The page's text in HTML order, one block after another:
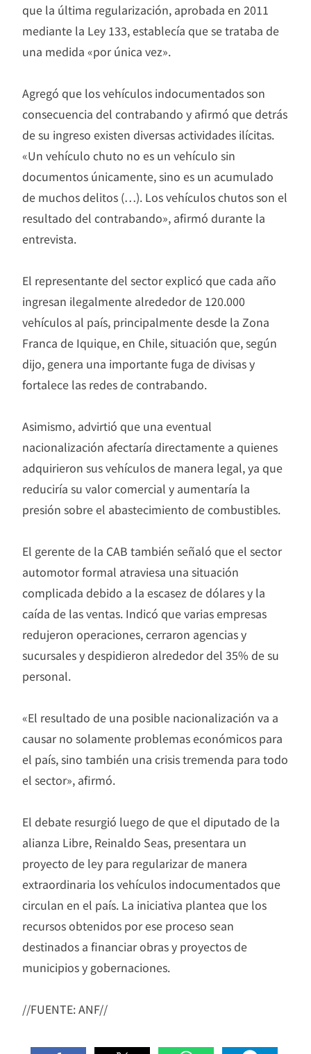
que la última regularización, aprobada en 2011
mediante la Ley 133, establecía que se trataba de
una medida «por única vez».
Agregó que los vehículos indocumentados son
consecuencia del contrabando y afirmó que detrás
de su ingreso existen diversas actividades ilícitas.
«Un vehículo chuto no es un vehículo sin
documentos únicamente, sino es un acumulado
de muchos delitos (…). Los vehículos chutos son el
resultado del contrabando», afirmó durante la
entrevista.
El representante del sector explicó que cada año
ingresan ilegalmente alrededor de 120.000
vehículos al país, principalmente desde la Zona
Franca de Iquique, en Chile, situación que, según
dijo, genera una importante fuga de divisas y
fortalece las redes de contrabando.
Asimismo, advirtió que una eventual
nacionalización afectaría directamente a quienes
adquirieron sus vehículos de manera legal, ya que
reduciría su valor comercial y aumentaría la
presión sobre el abastecimiento de combustibles.
El gerente de la CAB también señaló que el sector
automotor formal atraviesa una situación
complicada debido a la escasez de dólares y la
caída de las ventas. Indicó que varias empresas
redujeron operaciones, cerraron agencias y
sucursales y despidieron alrededor del 35% de su
personal.
«El resultado de una posible nacionalización va a
causar no solamente problemas económicos para
el país, sino también una crisis tremenda para todo
el sector», afirmó.
El debate resurgió luego de que el diputado de la
alianza Libre, Reinaldo Seas, presentara un
proyecto de ley para regularizar de manera
extraordinaria los vehículos indocumentados que
circulan en el país. La iniciativa plantea que los
recursos obtenidos por ese proceso sean
destinados a financiar obras y proyectos de
municipios y gobernaciones.
//FUENTE: ANF//